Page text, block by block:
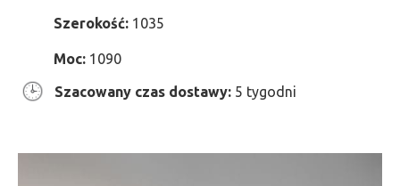
Szerokość: 1035
Moc: 1090
Szacowany czas dostawy: 5 tygodni